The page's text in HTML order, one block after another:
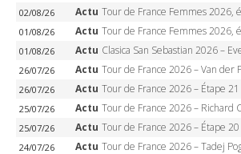
02/08/26 Actu Tour de France Femmes 2026, étape 2 – Lorena Wiebes doublé à Genève, Markus
01/08/26 Actu Tour de France Femmes 2026, étape 1 – Lorena Wiebes intouchable à Lausanne,
01/08/26 Actu Clasica San Sebastian 2026 – Evenepoel recordman, 4e victoire,
26/07/26 Actu Tour de France 2026 – Van der Poel monumental à Paris, Pogacar égale le
26/07/26 Actu Tour de France 2026 – Étape 21 : Van der Poel, Pogacar, qui succédera à Wout van Aert sur
25/07/26 Actu Tour de France 2026 – Richard Carapaz roi des Alpes, doublé et maillot à pois,
25/07/26 Actu Tour de France 2026 – Étape 20 : L’étape reine, Galibier, Sarenne, Alpe d’Huez, qui
24/07/26 Actu Tour de France 2026 – Tadej Pogacar dompte l’Alpe d’Huez, 5e victoire, record